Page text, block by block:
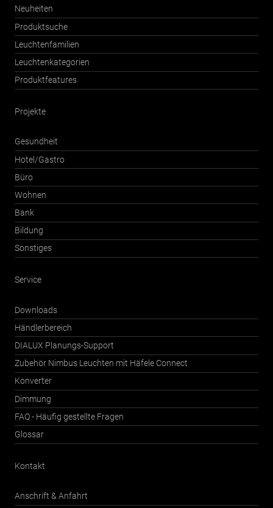
Neuheiten
Produktsuche
Leuchtenfamilien
Leuchtenkategorien
Produktfeatures
Projekte
Gesundheit
Hotel/Gastro
Büro
Wohnen
Bank
Bildung
Sonstiges
Service
Downloads
Händlerbereich
DIALUX Planungs-Support
Zubehör Nimbus Leuchten mit Häfele Connect
Konverter
Dimmung
FAQ - Häufig gestellte Fragen
Glossar
Kontakt
Anschrift & Anfahrt